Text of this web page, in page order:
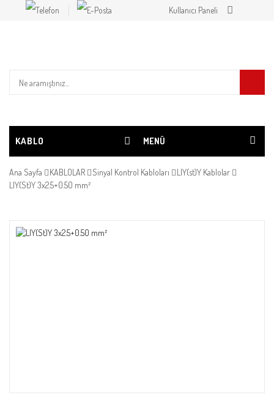
Kullanıcı Paneli
KABLO MENÜ
Ana Sayfa KABLOLAR Sinyal Kontrol Kabloları
LIY(st)Y Kablolar
LIY(St)Y 3x2.5+0.50 mm²